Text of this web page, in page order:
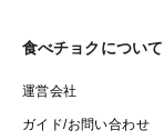
食べチョクについて
運営会社
ガイド/お問い合わせ